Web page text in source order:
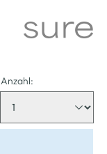
Anzahl: